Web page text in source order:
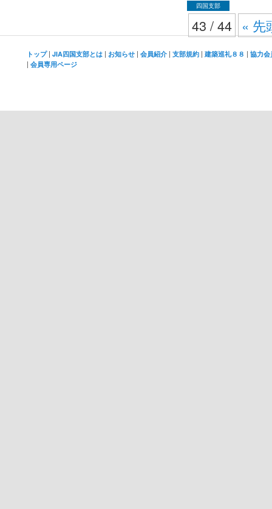
四国支部
43 / 44 « 先
トップ| JIA四国支部とは | お知らせ | 会員紹介 | 支部規約 | 建築巡礼８８ | 協力会
| 会員専用ページ